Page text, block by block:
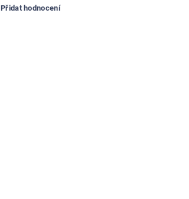
Přidat hodnocení